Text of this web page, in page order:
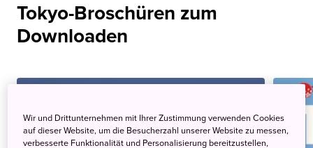
Tokyo-Broschüren zum
Downloaden
Wir und Drittunternehmen mit Ihrer Zustimmung verwenden Cookies
auf dieser Website, um die Besucherzahl unserer Website zu messen,
verbesserte Funktionalität und Personalisierung bereitzustellen,